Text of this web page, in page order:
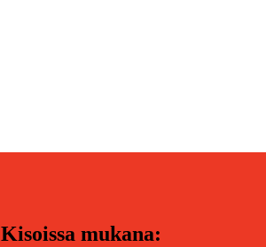
Kisoissa mukana: